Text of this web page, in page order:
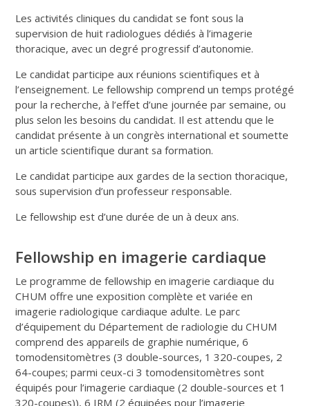
Les activités cliniques du candidat se font sous la
supervision de huit radiologues dédiés à l’imagerie
thoracique, avec un degré progressif d’autonomie.
Le candidat participe aux réunions scientifiques et à
l’enseignement. Le fellowship comprend un temps protégé
pour la recherche, à l’effet d’une journée par semaine, ou
plus selon les besoins du candidat. Il est attendu que le
candidat présente à un congrès international et soumette
un article scientifique durant sa formation.
Le candidat participe aux gardes de la section thoracique,
sous supervision d’un professeur responsable.
Le fellowship est d’une durée de un à deux ans.
Fellowship en imagerie cardiaque
Le programme de fellowship en imagerie cardiaque du
CHUM offre une exposition complète et variée en
imagerie radiologique cardiaque adulte. Le parc
d’équipement du Département de radiologie du CHUM
comprend des appareils de graphie numérique, 6
tomodensitomètres (3 double-sources, 1 320-coupes, 2
64-coupes; parmi ceux-ci 3 tomodensitomètres sont
équipés pour l’imagerie cardiaque (2 double-sources et 1
320-coupes)), 6 IRM (2 équipées pour l’imagerie